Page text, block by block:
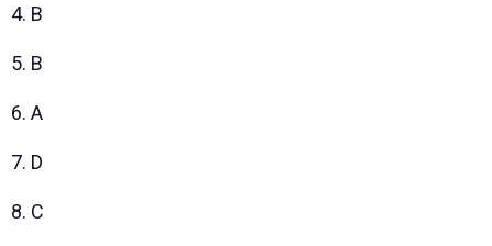
4. B
5. B
6. A
7. D
8. C